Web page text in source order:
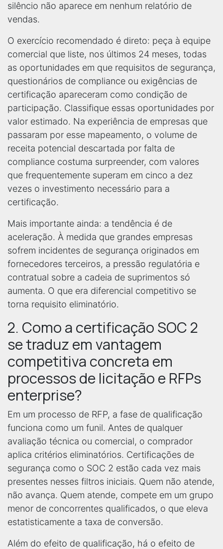
silêncio não aparece em nenhum relatório de
vendas.
O exercício recomendado é direto: peça à equipe
comercial que liste, nos últimos 24 meses, todas
as oportunidades em que requisitos de segurança,
questionários de compliance ou exigências de
certificação apareceram como condição de
participação. Classifique essas oportunidades por
valor estimado. Na experiência de empresas que
passaram por esse mapeamento, o volume de
receita potencial descartada por falta de
compliance costuma surpreender, com valores
que frequentemente superam em cinco a dez
vezes o investimento necessário para a
certificação.
Mais importante ainda: a tendência é de
aceleração. À medida que grandes empresas
sofrem incidentes de segurança originados em
fornecedores terceiros, a pressão regulatória e
contratual sobre a cadeia de suprimentos só
aumenta. O que era diferencial competitivo se
torna requisito eliminatório.
2. Como a certificação SOC 2
se traduz em vantagem
competitiva concreta em
processos de licitação e RFPs
enterprise?
Em um processo de RFP, a fase de qualificação
funciona como um funil. Antes de qualquer
avaliação técnica ou comercial, o comprador
aplica critérios eliminatórios. Certificações de
segurança como o SOC 2 estão cada vez mais
presentes nesses filtros iniciais. Quem não atende,
não avança. Quem atende, compete em um grupo
menor de concorrentes qualificados, o que eleva
estatisticamente a taxa de conversão.
Além do efeito de qualificação, há o efeito de